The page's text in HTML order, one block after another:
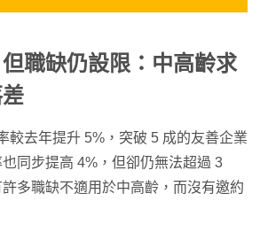
職缺仍設限：中高齡求
較去年提升 5%，突破 5 成的友善企業
同步提高 4%，但卻仍無法超過 3
多職缺不適用於中高齡，而沒有邀約